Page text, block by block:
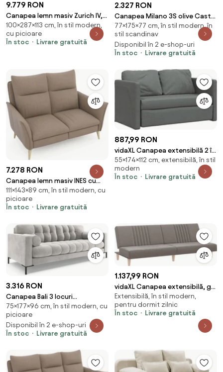
9.779 RON
Canapea lemn masiv Zurich IV,
287 × 113 × 100 cm
100×287×113 cm, în stil modern,
cu picioare
În stoc
Livrare gratuită
2.327 RON
Canapea Milano 3S olive Castel
39/nuc inchis
77×175×77 cm, în stil modern, în
stil scandinav
Disponibil în 2 e-shop-uri
În stoc
Livrare gratuită
7.278 RON
Canapea lemn masiv INES cu
recliner, 143 × 111 × 89 cm
111×143×89 cm, în stil modern, cu
picioare
În stoc
Livrare gratuită
887,99 RON
vidaXL Canapea extensibilă 2 în
1, gri închis, 112x174x55 cm,
textil
55×174×112 cm, extensibilă, în stil
modern
În stoc
Livrare gratuită
3.316 RON
Canapea Bali 3 locuri
velvet/picioare negre L177 cm
75×177×96 cm, în stil modern, cu
picioare
Disponibil în 2 e-shop-uri
În stoc
Livrare gratuită
1.137,99 RON
vidaXL Canapea extensibilă, gri
taupe, material textil
Extensibilă, în stil modern,
pentru dormit zilnic
În stoc
Livrare gratuită